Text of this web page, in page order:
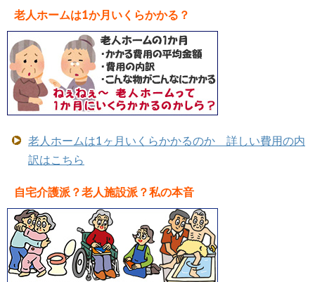
老人ホームは1か月いくらかかる？
老人ホームは1ヶ月いくらかかるのか 詳しい費用の内
訳はこちら
自宅介護派？老人施設派？私の本音